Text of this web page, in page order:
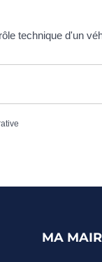
technique d'un
MA